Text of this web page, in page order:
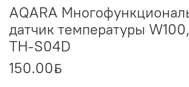
AQARA
датчик температуры
TH-S04D
150.00ƃ